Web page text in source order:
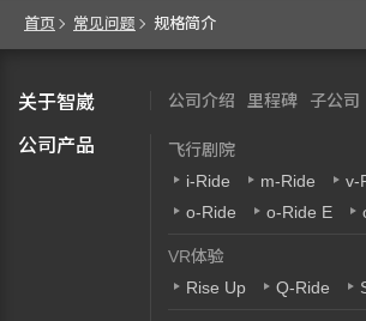
首页 常见问题 规格简介
关于智崴 公司介绍 里程碑 子公司
公司产品
飞行剧院
i-Ride
m-Ride
v-
o-Ride
o-Ride E
VR体验
Rise Up
Q-Ride